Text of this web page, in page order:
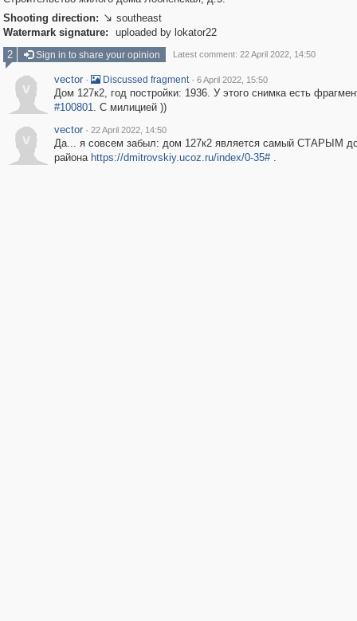
Shooting direction:  southeast
Watermark signature:
uploaded by lokator22
2
Sign in to share your opinion Latest comment: 22 April 2022, 14:50
v
vector · Discussed fragment · 6 April 2022, 15:50
Дом 127к2, год постройки: 1936. У этого снимка есть
#100801. С милицией ))
v
vector · 22 April 2022, 14:50
Да... я совсем забыл: дом 127к2 является самый СТАРЫМ
района https://dmitrovskiy.ucoz.ru/index/0-35#.